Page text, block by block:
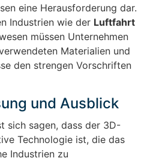
eine Herausforderung dar.
Industrien wie der Luftfahrt
müssen Unternehmen
Materialien und
den strengen Vorschriften
und Ausblick
sich sagen, dass der 3D-
Technologie ist, die das
Industrien zu